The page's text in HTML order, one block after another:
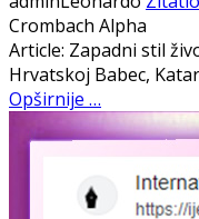
Crombach Alpha
Article: Zapadni stil
Hrvatskoj Babec,
Opširnije …